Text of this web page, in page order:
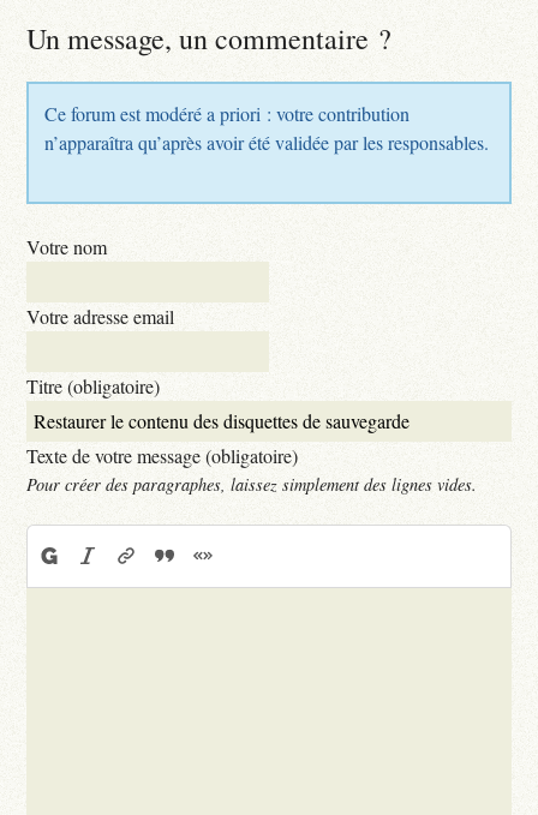
Un message, un commentaire ?
Ce forum est modéré a priori : votre contribution
n’apparaîtra qu’après avoir été validée par les responsables.
Votre nom
Votre adresse email
Titre (obligatoire)
Texte de votre message (obligatoire)
Pour créer des paragraphes, laissez simplement des lignes vides.